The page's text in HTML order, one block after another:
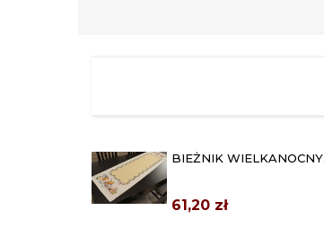
BIEŻNIK WIELKANOCNY
"ŻÓŁTA...
61,20 zł